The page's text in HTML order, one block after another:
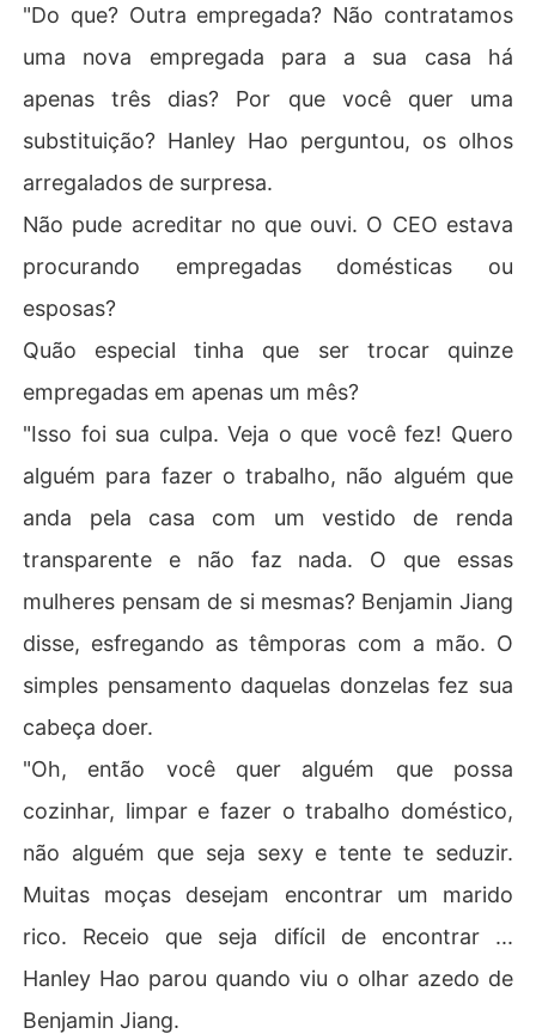
"Do que? Outra empregada? Não contratamos
uma nova empregada para a sua casa há
apenas três dias? Por que você quer uma
substituição? Hanley Hao perguntou, os olhos
arregalados de surpresa.
Não pude acreditar no que ouvi. O CEO estava
procurando empregadas domésticas ou
esposas?
Quão especial tinha que ser trocar quinze
empregadas em apenas um mês?
"Isso foi sua culpa. Veja o que você fez! Quero
alguém para fazer o trabalho, não alguém que
anda pela casa com um vestido de renda
transparente e não faz nada. O que essas
mulheres pensam de si mesmas? Benjamin Jiang
disse, esfregando as têmporas com a mão. O
simples pensamento daquelas donzelas fez sua
cabeça doer.
"Oh, então você quer alguém que possa
cozinhar, limpar e fazer o trabalho doméstico,
não alguém que seja sexy e tente te seduzir.
Muitas moças desejam encontrar um marido
rico. Receio que seja difícil de encontrar ...
Hanley Hao parou quando viu o olhar azedo de
Benjamin Jiang.